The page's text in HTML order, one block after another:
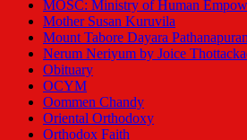
MOSC: Ministry of Human
Mother Susan Kuruvila
Mount Tabore Dayara
Nerum Neriyum by Joice
Obituary
OCYM
Oommen Chandy
Oriental Orthodoxy
Orthodox Faith